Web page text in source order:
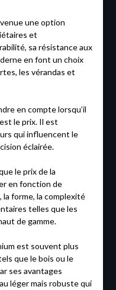
une option
et
sa résistance aux
en font un choix
les vérandas et
en compte lorsqu’il
le prix. Il est
qui influencent le
éclairée.
le prix de la
en fonction de
forme, la complexité
telles que les
de gamme.
est souvent plus
que le bois ou le
ses avantages
léger mais robuste qui